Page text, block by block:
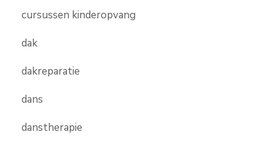
cursussen kinderopvang
dak
dakreparatie
dans
danstherapie